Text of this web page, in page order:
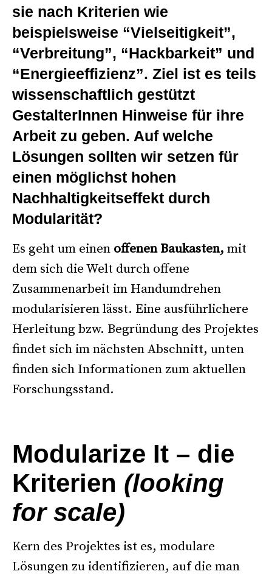
sie nach Kriterien wie
beispielsweise “Vielseitigkeit”,
“Verbreitung”, “Hackbarkeit” und
“Energieeffizienz”. Ziel ist es teils
wissenschaftlich gestützt
GestalterInnen Hinweise für ihre
Arbeit zu geben. Auf welche
Lösungen sollten wir setzen für
einen möglichst hohen
Nachhaltigkeitseffekt durch
Modularität?
Es geht um einen offenen Baukasten, mit
dem sich die Welt durch offene
Zusammenarbeit im Handumdrehen
modularisieren lässt. Eine ausführlichere
Herleitung bzw. Begründung des Projektes
findet sich im nächsten Abschnitt, unten
finden sich Informationen zum aktuellen
Forschungsstand.
Modularize It – die
Kriterien (looking
for scale)
Kern des Projektes ist es, modulare
Lösungen zu identifizieren, auf die man